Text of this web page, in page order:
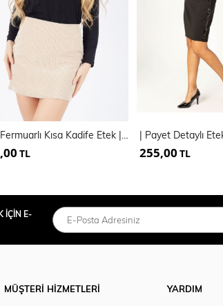
Gizli Fermuarlı Kısa Kadife Etek | Etk32566
TL
| Payet Detaylı
255,00 TL
İÇİN E-
MÜŞTERİ HİZMETLERİ
YARDIM